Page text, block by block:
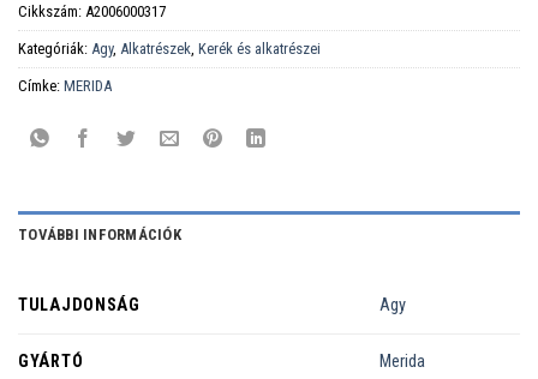
Cikkszám: A2006000317
Kategóriák: Agy, Alkatrészek Kerék és alkatrészei
Címke: MERIDA
TOVÁBBI INFORMÁCIÓK
TULAJDONSÁG Agy
GYÁRTÓ Merida